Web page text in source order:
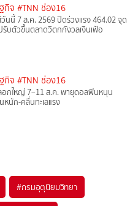
กิจ #TNN ช่อง16
นนี้ 7 ส.ค. 2569 ปิดร่วงแรง 464.02 จุด
รับตัวขึ้นตลาดวิตกกังวลเงินเฟ้อ
กิจ #TNN ช่อง16
อกใหญ่ 7–11 ส.ค. พายุดอลฟินหนุน
หนัก-คลื่นทะเลแรง
#กรมอุตุนิยมวิทยา